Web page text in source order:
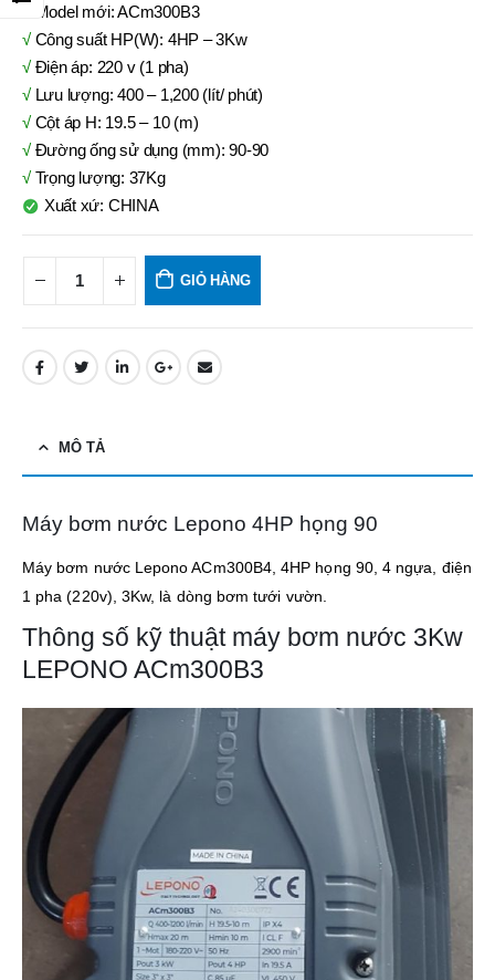
Model mới: ACm300B3
√Công suất HP(W): 4HP – 3Kw
√Điện áp: 220 v (1 pha)
√Lưu lượng: 400 – 1,200 (lít/ phút)
√Cột áp H: 19.5 – 10 (m)
√Đường ống sử dụng (mm): 90-90
√Trọng lượng: 37Kg
Xuất xứ: CHINA
GIỎ HÀNG
MÔ TẢ
Máy bơm nước Lepono 4HP họng 90
Máy bơm nước Lepono ACm300B4, 4HP họng 90, 4 ngựa, điện
1 pha (220v), 3Kw, là dòng bơm tưới vườn.
Thông số kỹ thuật máy bơm nước 3Kw
LEPONO ACm300B3